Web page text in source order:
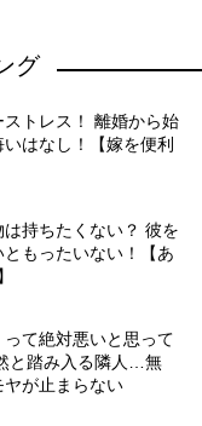
グ
トレス！ 離婚から始
はなし！【嫁を便利
持ちたくない？ 彼を
もったいない！【あ
って絶対悪いと思って
と踏み入る隣人…無
が止まらない